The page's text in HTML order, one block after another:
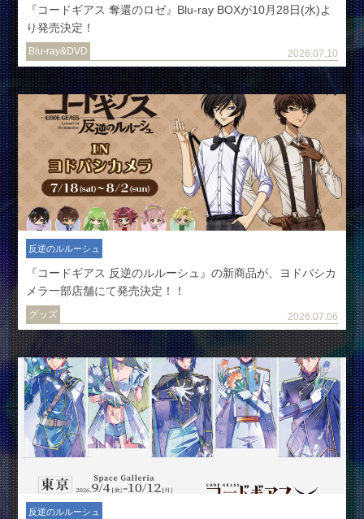
『コードギアス 奪還のロゼ』Blu-ray BOXが10月28日(水)よ
り発売決定！
Blu-ray&DVD 2026.07.10
反逆のルルーシュ
『コードギアス 反逆のルルーシュ』の新商品が、ヨドバシカ
メラ一部店舗にて発売決定！！
グッズ 2026.07.06
反逆のルルーシュ